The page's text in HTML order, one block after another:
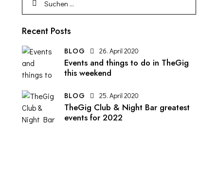
Recent Posts
BLOG 26. April 2020
Events and things to do in TheGig
this weekend
BLOG 25. April 2020
TheGig Club & Night Bar greatest
events for 2022